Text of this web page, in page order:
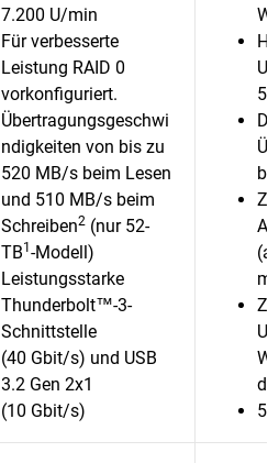
7.200 U/min
Für verbesserte
Leistung RAID 0
vorkonfiguriert.
Übertragungsgeschwi
ndigkeiten von bis zu
520 MB/s beim Lesen
und 510 MB/s beim
Schreiben2 (nur 52-
TB1-Modell)
Leistungsstarke
Thunderbolt™-3-
Schnittstelle
(40 Gbit/s) und USB
3.2 Gen 2x1
(10 Gbit/s)